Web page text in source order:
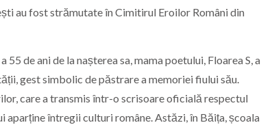
au fost strămutate în Cimitirul Eroilor Români din
de ani de la nașterea sa, mama poetului, Floarea S, a
gest simbolic de păstrare a memoriei fiului său.
care a transmis într-o scrisoare oficială respectul
întregii culturi române. Astăzi, în Băița, școala